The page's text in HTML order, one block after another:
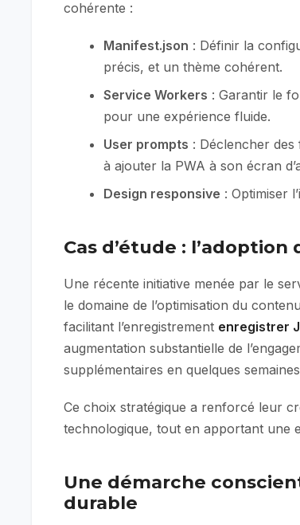
cohérente :
Manifest.json : Définir la
précis, et un thème cohérent.
Service Workers : Garantir le
pour une expérience fluide.
User prompts : Déclencher des
à ajouter la PWA à son écran
Design responsive : Optimiser
Cas d’étude :
Une récente initiative menée par le
le domaine de l’optimisation du
facilitant l’enregistrement enregistrer
augmentation substantielle de
supplémentaires en quelques
Ce choix stratégique a renforcé leur
technologique, tout en apportant une
Une démarche
durable